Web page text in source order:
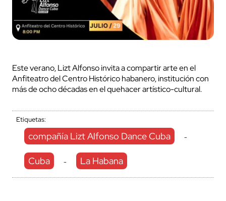
Este verano, Lizt Alfonso invita a compartir arte en el
Anfiteatro del Centro Histórico habanero, institución con
más de ocho décadas en el quehacer artístico-cultural.
Etiquetas:
compañía Lizt Alfonso Dance Cuba -
Cuba - La Habana